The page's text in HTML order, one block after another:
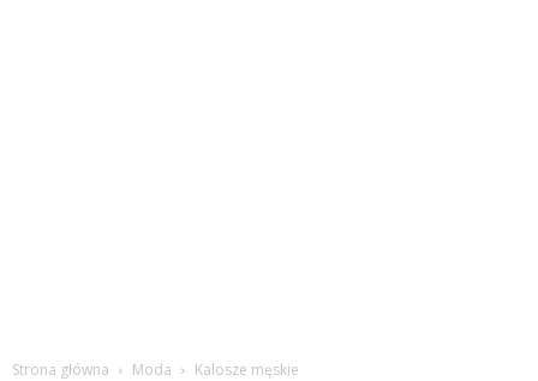
Strona główna Moda Kalosze męskie